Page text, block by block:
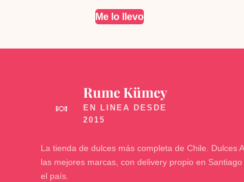
Me lo llevo
🍬
Rume Kümey
La tienda de dulces más completa de Chile. Dulces
las mejores marcas, con delivery propio en
el país.